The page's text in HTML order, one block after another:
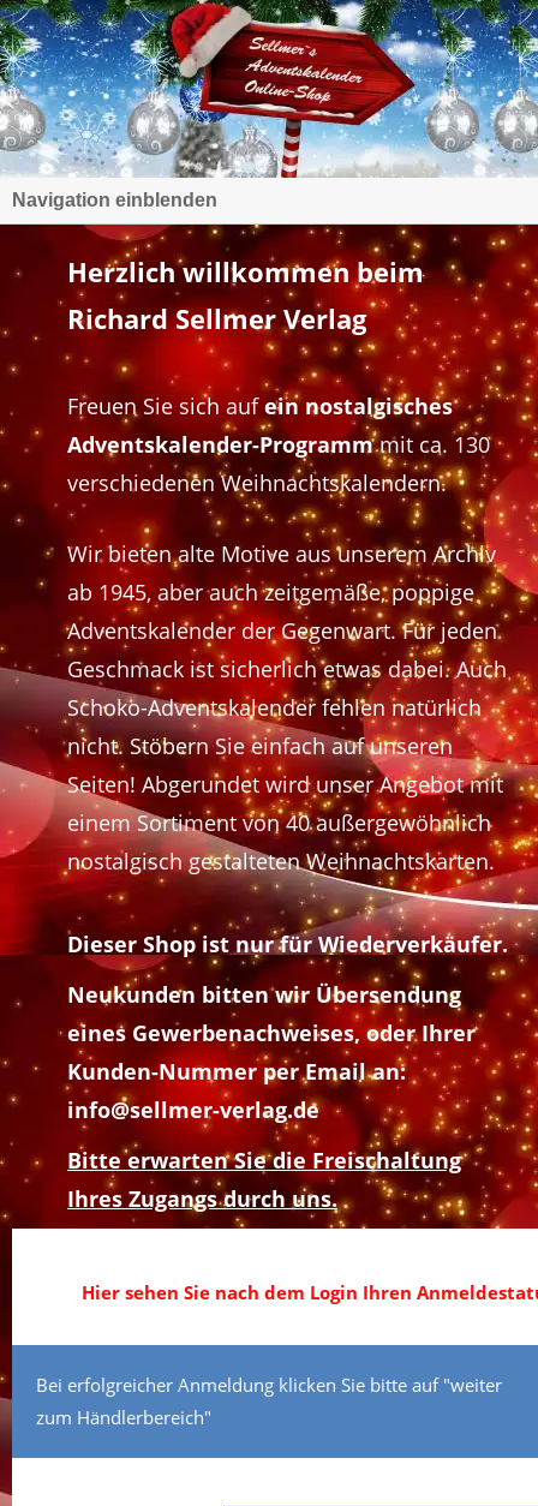
Navigation einblenden
Herzlich willkommen beim
Richard Sellmer Verlag
Freuen Sie sich aufein nostalgisches
Adventskalender-Programmmit ca. 130
verschiedenen Weihnachtskalendern.
Wir bieten alte Motive aus unserem Archiv
ab 1945, aber auch zeitgemäße, poppige
Adventskalender der Gegenwart. Für jeden
Geschmack ist sicherlich etwas dabei. Auch
Schoko-Adventskalender fehlen natürlich
nicht. Stöbern Sie einfach auf unseren
Seiten! Abgerundet wird unser Angebot mit
einem Sortiment von 40 außergewöhnlich
nostalgisch gestalteten Weihnachtskarten.
Dieser Shop ist nur für Wiederverkäufer.
Neukunden bitten wir Übersendung
eines Gewerbenachweises, oder Ihrer
Kunden-Nummer per Email an:
info@sellmer-verlag.de
Bitte erwarten Sie die Freischaltung
Ihres Zugangs durch uns.
Hier sehen Sie nach dem Login Ihren
Bei erfolgreicher Anmeldung klicken Sie bitte auf "weiter
zum Händlerbereich"